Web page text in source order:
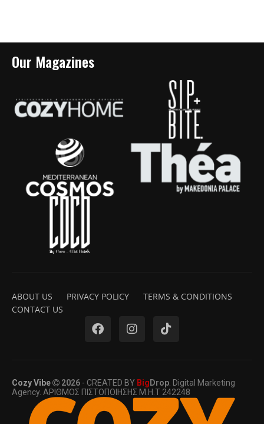
Our Magazines
ABOUT US PRIVACY POLICY
TERMS & CONDITIONS
CONTACT US
Cozy Vibe 2026 - CREATED BY Big Drop . Digital Marketing
Agency. ΑΡΙΘΜΟΣ ΠΙΣΤΟΠΟΙΗΣΗΣ Μ.Η.Τ 242248